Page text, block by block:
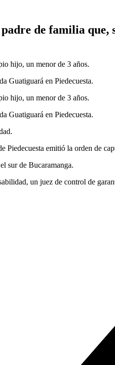
de familia que,
hijo, un menor de 3 años.
Guatiguará en Piedecuesta.
hijo, un menor de 3 años.
Guatiguará en Piedecuesta.
emitió la orden de
sur de Bucaramanga.
un juez de control de